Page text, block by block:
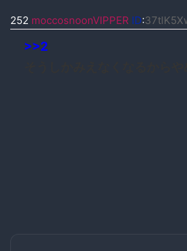
252 moccosnoonVIPPER ID:
>>2